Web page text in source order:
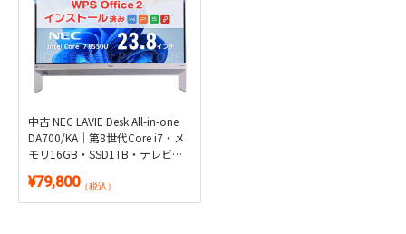
中古 NEC LAVIE Desk All-in-one
DA700/KA｜第8世代Core i7・メ
モリ16GB・SSD1TB・テレビが
Windows 11・WPS Office 2付き
¥79,800（税込）